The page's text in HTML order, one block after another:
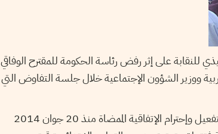
للنقابة على إثر رفض رئاسة الحكومة للمقترح الوفاقي
ووزير الشؤون الإجتماعية خلال جلسة التفاوض التي
ويهم هذا المقترح نقطتين أساسيتين، ترتبط الأولى بتفعيل وإحترام الإتفاقية الممضاة منذ 20 جوان 2014